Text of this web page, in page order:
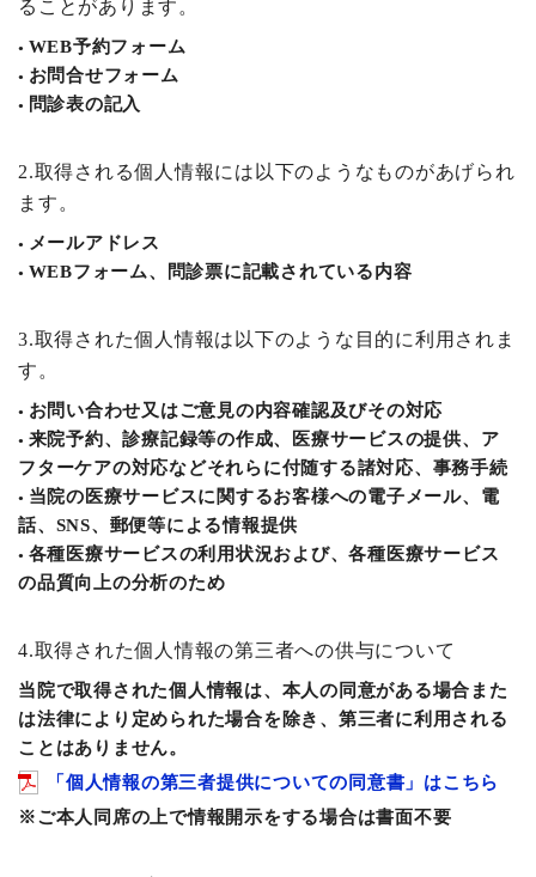
ることがあります。
WEB予約フォーム
お問合せフォーム
問診表の記入
2.取得される個人情報には以下のようなものがあげられ
ます。
メールアドレス
WEBフォーム、問診票に記載されている内容
3.取得された個人情報は以下のような目的に利用されま
す。
お問い合わせ又はご意見の内容確認及びその対応
来院予約、診療記録等の作成、医療サービスの提供、ア
フターケアの対応などそれらに付随する諸対応、事務手続
当院の医療サービスに関するお客様への電子メール、電
話、SNS、郵便等による情報提供
各種医療サービスの利用状況および、各種医療サービス
の品質向上の分析のため
4.取得された個人情報の第三者への供与について
当院で取得された個人情報は、本人の同意がある場合また
は法律により定められた場合を除き、第三者に利用される
ことはありません。
「個人情報の第三者提供についての同意書」はこちら
※ご本人同席の上で情報開示をする場合は書面不要